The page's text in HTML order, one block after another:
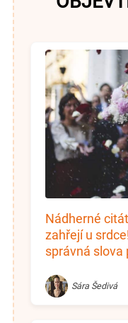
Nádherné
zahřejí u
správná
Sára Šedivá